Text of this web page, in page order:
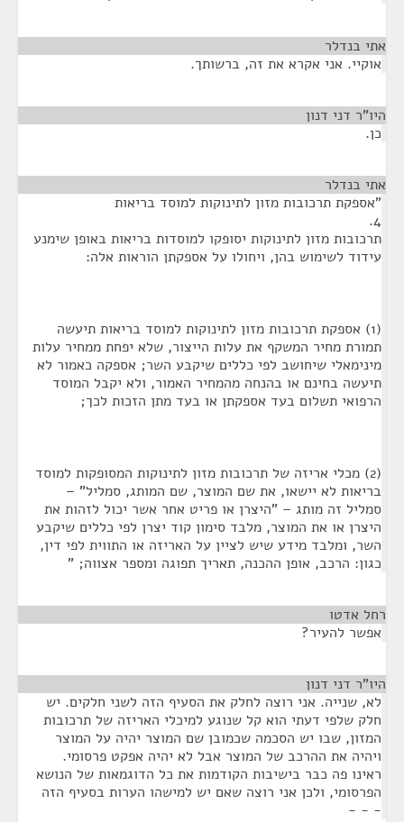
אתי בנדלר
אוקיי. אני אקרא את זה, ברשותך.
היו"ר דני דנון
כן.
אתי בנדלר
"אספקת תרכובות מזון לתינוקות למוסד בריאות
4.
תרכובות מזון לתינוקות יסופקו למוסדות בריאות באופן שימנע
עידוד לשימוש בהן, ויחולו על אספקתן הוראות אלה:
(1) אספקת תרכובות מזון לתינוקות למוסד בריאות תיעשה
תמורת מחיר המשקף את עלות הייצור, שלא יפחת ממחיר עלות
מינימאלי שיחושב לפי כללים שיקבע השר; אספקה כאמור לא
תיעשה בחינם או בהנחה מהמחיר האמור, ולא יקבל המוסד
הרפואי תשלום בעד אספקתן או בעד מתן הזכות לכך;
(2) מכלי אריזה של תרכובות מזון לתינוקות המסופקות למוסד
בריאות לא יישאו, את שם המוצר, שם המותג, סמליל" –
סמליל זה מותג – "היצרן או פריט אחר אשר יכול לזהות את
היצרן או את המוצר, מלבד סימון קוד יצרן לפי כללים שיקבע
השר, ומלבד מידע שיש לציין על האריזה או התווית לפי דין,
כגון: הרכב, אופן ההכנה, תאריך תפוגה ומספר אצווה; "
רחל אדטו
אפשר להעיר?
היו"ר דני דנון
לא, שנייה. אני רוצה לחלק את הסעיף הזה לשני חלקים. יש
חלק שלפי דעתי הוא קל שנוגע למיכלי האריזה של תרכובות
המזון, שבו יש הסכמה שכמובן שם המוצר יהיה על המוצר
ויהיה את ההרכב של המוצר אבל לא יהיה אפקט פרסומי.
ראינו פה כבר בישיבות הקודמות את כל הדוגמאות של הנושא
הפרסומי, ולכן אני רוצה שאם יש למישהו הערות בסעיף הזה
- - -